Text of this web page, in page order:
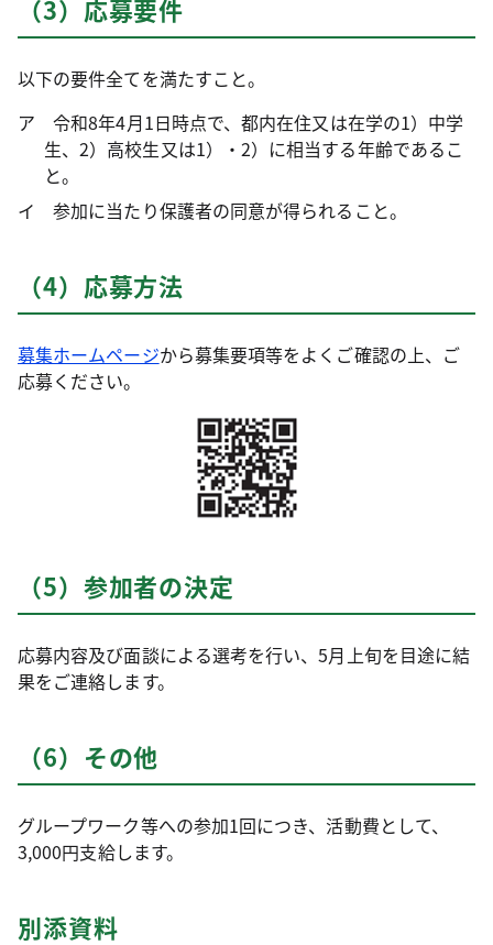
（3）応募要件
以下の要件全てを満たすこと。
ア 令和8年4月1日時点で、都内在住又は在学の1）中学
生、2）高校生又は1）・2）に相当する年齢であるこ
と。
イ 参加に当たり保護者の同意が得られること。
（4）応募方法
募集ホームページから募集要項等をよくご確認の上、ご
応募ください。
（5）参加者の決定
応募内容及び面談による選考を行い、5月上旬を目途に結
果をご連絡します。
（6）その他
グループワーク等への参加1回につき、活動費として、
3,000円支給します。
別添資料